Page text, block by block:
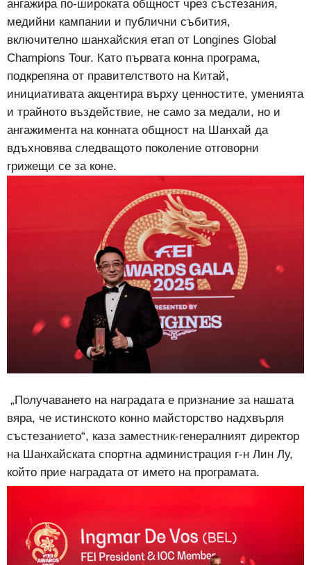
ангажира по-широката общност чрез състезания,
медийни кампании и публични събития,
включително шанхайския етап от Longines Global
Champions Tour. Като първата конна програма,
подкрепяна от правителството на Китай,
инициативата акцентира върху ценностите, уменията
и трайното въздействие, не само за медали, но и
ангажимента на конната общност на Шанхай да
вдъхновява следващото поколение отговорни
грижещи се за коне.
„Получаването на наградата е признание за нашата
вяра, че истинското конно майсторство надхвърля
състезанието“, каза заместник-генералният директор
на Шанхайската спортна администрация г-н Лин Лу,
който прие наградата от името на програмата.